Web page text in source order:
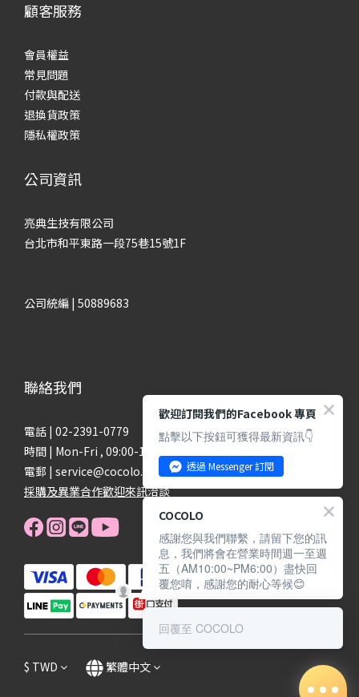
顧客服務
會員權益
常見問題
付款與配送
退換貨政策
隱私權政策
公司資訊
亮典生技有限公司
台北市和平東路一段75巷15號1F
公司統編 | 50889683
聯絡我們
電話 | 02-2391-0779
時間 | Mon-Fri , 09:00-18:00
電郵 | service@cocolo.com.tw
採購及異業合作歡迎來訊洽談
$ TWD 繁體中文
歡迎訂閱我們的Facebook 專頁
點擊以下按鈕可獲得最新資訊👇
透過 Messenger 訂閱
COCOLO
感謝您與我們聯繫，請留下您的訊
息，我們將會在營業時間週一至週
五（AM10:00~PM6:00）盡快回
覆您唷，感謝您的耐心等候😊
回覆至 COCOLO